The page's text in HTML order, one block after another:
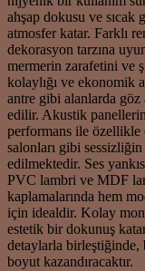
ahşap dokusu ve sıcak
atmosfer katar. Farklı
dekorasyon tarzına
mermerin zarafetini ve
kolaylığı ve ekonomik
antre gibi alanlarda göz
edilir. Akustik
performans ile özellikle
salonları gibi
edilmektedir. Ses
PVC lambri ve MDF
kaplamalarında hem
için idealdir. Kolay
estetik bir dokunuş
detaylarla birleştiğinde,
boyut kazandıracaktır.